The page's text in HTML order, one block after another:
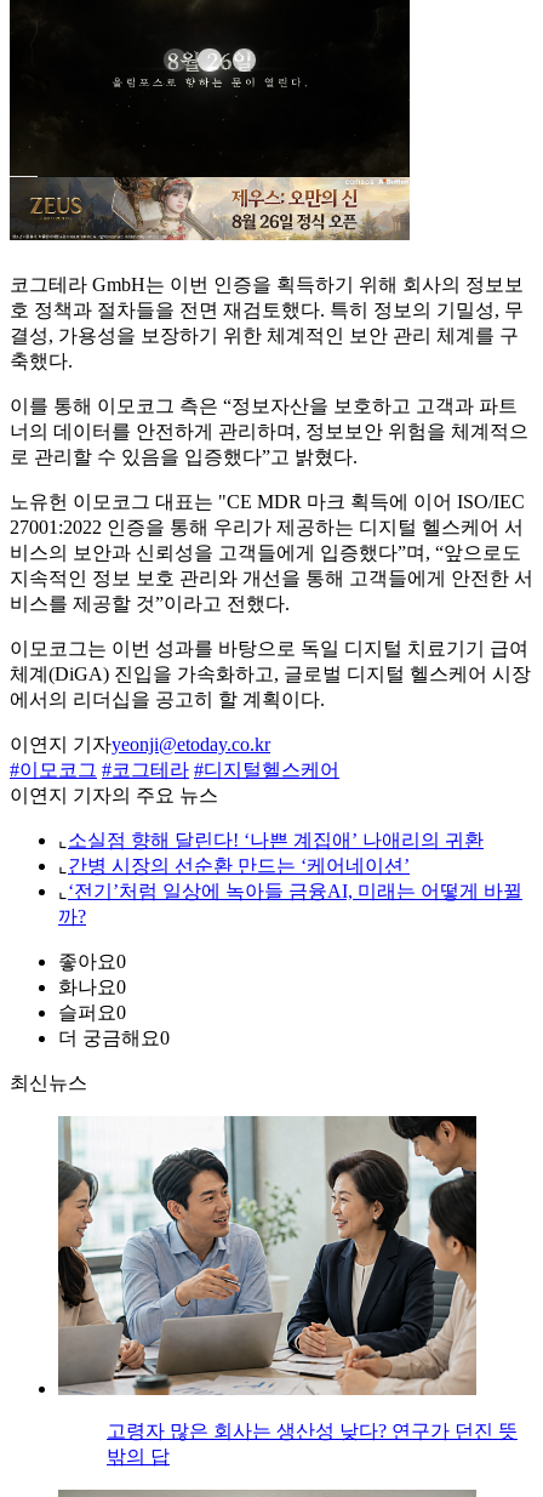
코그테라 GmbH는 이번 인증을 획득하기 위해 회사의 정보보
호 정책과 절차들을 전면 재검토했다. 특히 정보의 기밀성, 무
결성, 가용성을 보장하기 위한 체계적인 보안 관리 체계를 구
축했다.
이를 통해 이모코그 측은 “정보자산을 보호하고 고객과 파트
너의 데이터를 안전하게 관리하며, 정보보안 위험을 체계적으
로 관리할 수 있음을 입증했다”고 밝혔다.
노유헌 이모코그 대표는 "CE MDR 마크 획득에 이어 ISO/IEC
27001:2022 인증을 통해 우리가 제공하는 디지털 헬스케어 서
비스의 보안과 신뢰성을 고객들에게 입증했다”며, “앞으로도
지속적인 정보 보호 관리와 개선을 통해 고객들에게 안전한 서
비스를 제공할 것”이라고 전했다.
이모코그는 이번 성과를 바탕으로 독일 디지털 치료기기 급여
체계(DiGA) 진입을 가속화하고, 글로벌 디지털 헬스케어 시장
에서의 리더십을 공고히 할 계획이다.
이연지 기자yeonji@etoday.co.kr
#이모코그 #코그테라 #디지털헬스케어
이연지 기자의 주요 뉴스
⌞ 소실점 향해 달린다! ‘나쁜 계집애’ 나애리의 귀환
⌞ 간병 시장의 선순환 만드는 ‘케어네이션’
⌞ ‘전기’처럼 일상에 녹아들 금융AI, 미래는 어떻게 바뀔
까?
좋아요0
화나요0
슬퍼요0
더 궁금해요0
최신뉴스
고령자 많은 회사는 생산성 낮다? 연구가 던진 뜻
밖의 답